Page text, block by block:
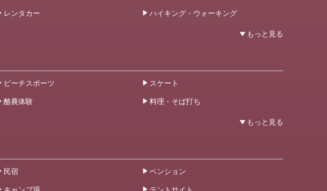
レンタカー ハイキング・ウォーキング
ビーチスポーツ
スケート
酪農体験 料理・そば打ち
民宿
ペンション
キャンプ場 テントサイト